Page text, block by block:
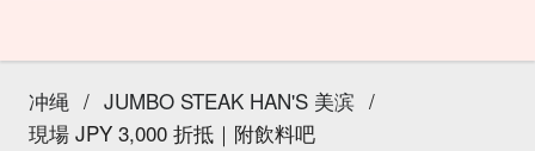
冲绳 / JUMBO STEAK HAN'S 美滨 /
現場 JPY 3,000 折抵｜附飲料吧